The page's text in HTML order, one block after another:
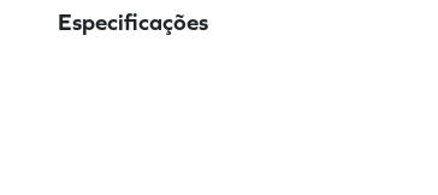
Especificações